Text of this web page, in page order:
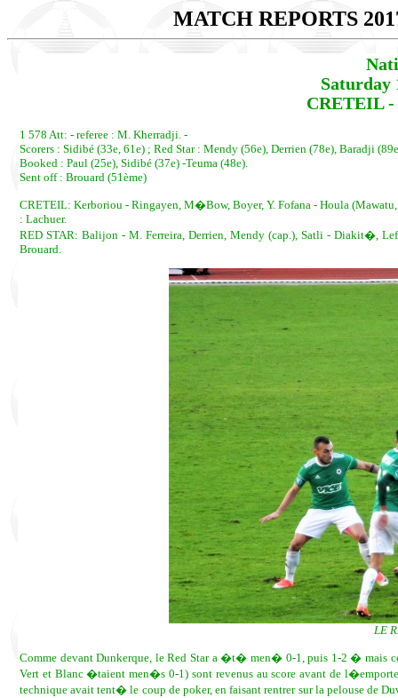
MATCH REPORTS
Saturday
CRETEIL -
1 578 Att: - referee : M. Kherradji. -
Scorers : Sidibé (33e, 61e) ; Red Star : Mendy (56e), Derrien (78e), Baradji
Booked : Paul (25e), Sidibé (37e) -Teuma (48e).
Sent off : Brouard (51ème)
CRETEIL: Kerboriou - Ringayen, M�Bow, Boyer, Y. Fofana - Houla
: Lachuer.
RED STAR: Balijon - M. Ferreira, Derrien, Mendy (cap.), Satli - Diakit�,
Brouard.
LE
Comme devant Dunkerque, le Red Star a �t� men� 0-1, puis 1-2 � mais
Vert et Blanc �taient men�s 0-1) sont revenus au score avant de
technique avait tent� le coup de poker, en faisant rentrer sur la pelouse de